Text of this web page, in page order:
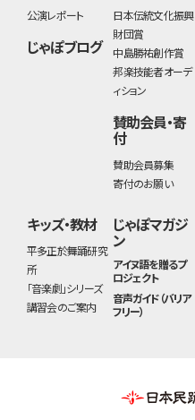
公演レポート
じゃぽブログ
日本伝統文化振興
財団賞
中島勝祐創作賞
邦楽技能者オーデ
ィション
賛助会員・寄
付
賛助会員募集
寄付のお願い
キッズ・教材
平多正於舞踊研究
所
「音楽劇」シリーズ
講習会のご案内
じゃぽマガジ
ン
アイヌ語を贈るプ
ロジェクト
音声ガイド（バリア
フリー）